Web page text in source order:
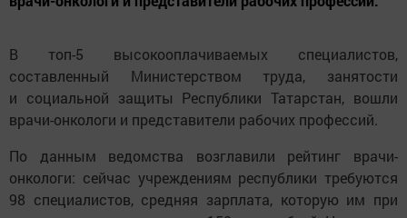
В топ-5 высокооплачиваемых специалистов,
составленный Министерством труда, занятости
и социальной защиты Республики Татарстан, вошли
врачи-онкологи и представители рабочих профессий.
По данным ведомства возглавили рейтинг врачи-
онкологи: сейчас учреждениям республики требуются
98 специалистов, средняя зарплата, которую им при